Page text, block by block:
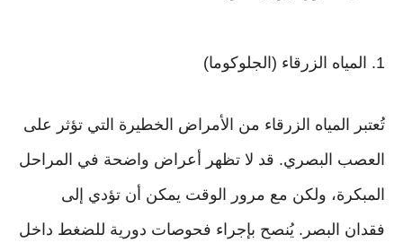
1. المياه الزرقاء (الجلوكوما)
تُعتبر المياه الزرقاء من الأمراض الخطيرة التي تؤثر على
العصب البصري. قد لا تظهر أعراض واضحة في المراحل
المبكرة، ولكن مع مرور الوقت يمكن أن تؤدي إلى
فقدان البصر. يُنصح بإجراء فحوصات دورية للضغط داخل